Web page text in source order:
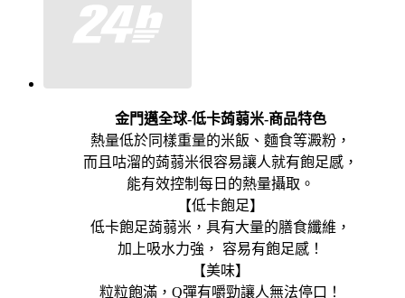
金門邁全球-低卡蒟蒻米-商品特色
熱量低於同樣重量的米飯、麵食等澱粉，
而且咕溜的蒟蒻米很容易讓人就有飽足感，
能有效控制每日的熱量攝取。
【低卡飽足】
低卡飽足蒟蒻米，具有大量的膳食纖維，
加上吸水力強， 容易有飽足感！
【美味】
粒粒飽滿，Q彈有嚼勁讓人無法停口！